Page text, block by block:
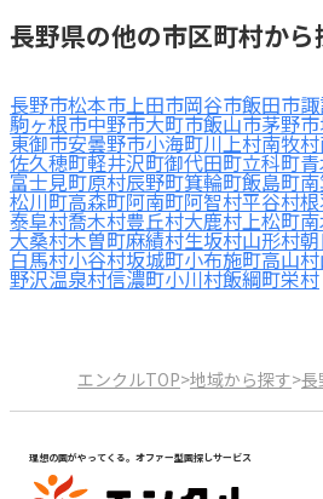
長野県の他の市区町村から
長野市松本市上田市岡谷市飯田市
駒ヶ根市中野市大町市飯山市茅野市
東御市安曇野市小海町川上村南牧村
佐久穂町軽井沢町御代田町立科町
富士見町原村辰野町箕輪町飯島町
松川町高森町阿南町阿智村平谷村
泰阜村喬木村豊丘村大鹿村上松町
大桑村木曽町麻績村生坂村山形村
白馬村小谷村坂城町小布施町高山村
野沢温泉村信濃町小川村飯綱町栄村
エンクルTOP>地域から探す>長
理想の園がやってくる。オファー型園探しサービス